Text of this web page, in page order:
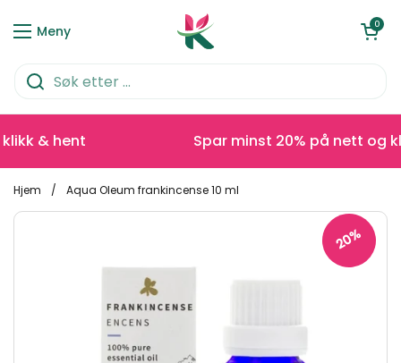
Meny
Åpen0
& hent Spar minst 20% på nett og
Hjem / Aqua Oleum frankincense 10 ml
20%